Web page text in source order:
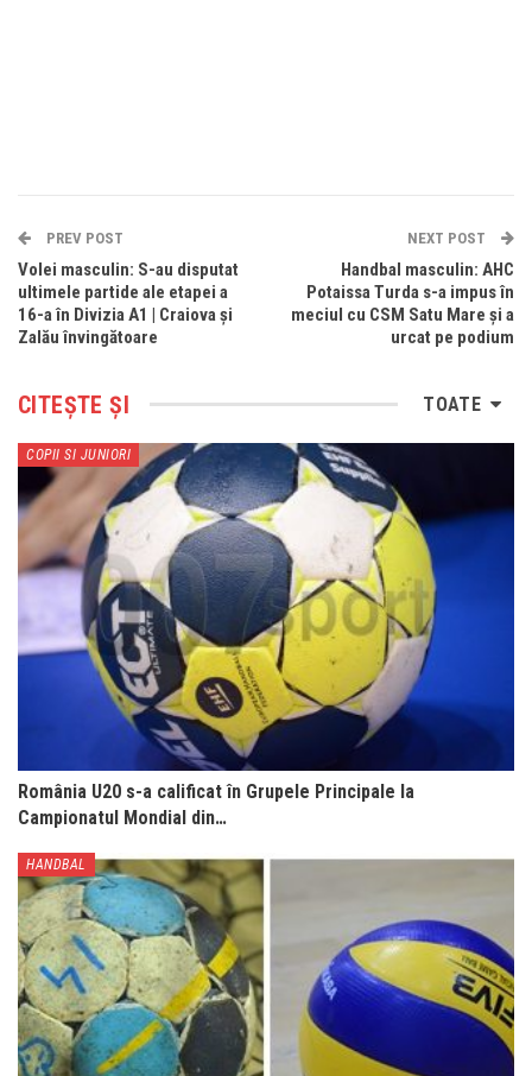
PREV POST
Volei masculin: S-au disputat
ultimele partide ale etapei a
16-a în Divizia A1 | Craiova și
Zalău învingătoare
NEXT POST
Handbal masculin: AHC
Potaissa Turda s-a impus în
meciul cu CSM Satu Mare și a
urcat pe podium
TOATE
CITEȘTE ȘI
COPII SI JUNIORI
România U20 s-a calificat în Grupele Principale la
Campionatul Mondial din…
HANDBAL